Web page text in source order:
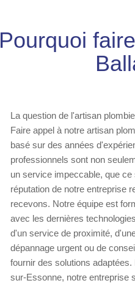
Pourquoi
La question de l'artisan
Faire appel à notre artisan
basé sur des années
professionnels sont non
un service impeccable, que
réputation de notre entreprise
recevons. Notre équipe est
avec les dernières
d'un service de proximité,
dépannage urgent ou de
fournir des solutions
sur-Essonne, notre entreprise